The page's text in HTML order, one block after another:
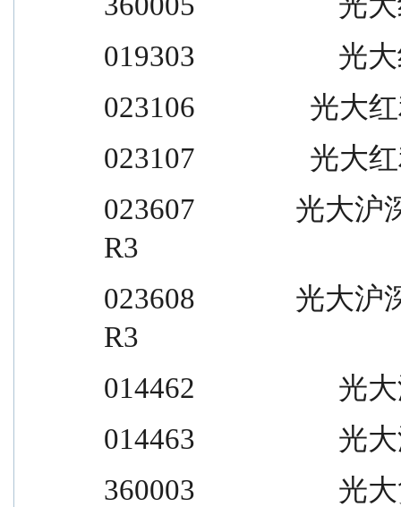
019303                    光
023106                光大
023107                光大
023607              光大
R3
023608              光大沪
R3
014462                    光
014463                    光
360003                    光